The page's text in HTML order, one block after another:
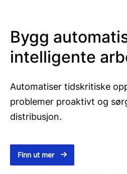
Bygg
intelligente
Automatiser tidskritiske
problemer proaktivt og
distribusjon.
Finn ut mer